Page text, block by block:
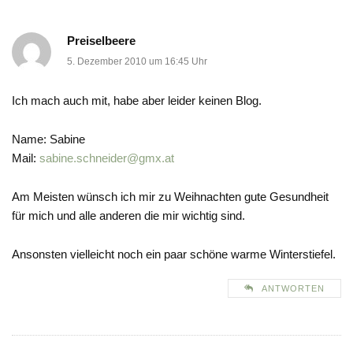
Preiselbeere
5. Dezember 2010 um 16:45 Uhr
Ich mach auch mit, habe aber leider keinen Blog.
Name: Sabine
Mail: sabine.schneider@gmx.at
Am Meisten wünsch ich mir zu Weihnachten gute Gesundheit
für mich und alle anderen die mir wichtig sind.
Ansonsten vielleicht noch ein paar schöne warme Winterstiefel.
ANTWORTEN